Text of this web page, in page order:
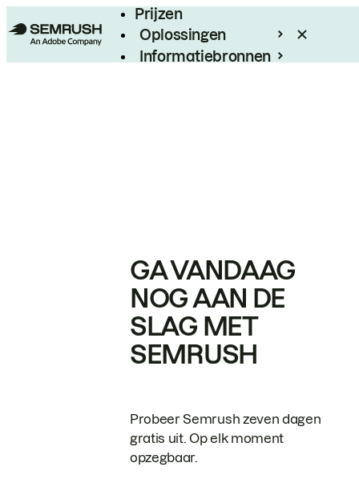
Prijzen
Oplossingen
Informatiebronnen
GA VANDAAG
NOG AAN DE
SLAG MET
SEMRUSH
Probeer Semrush zeven dagen
gratis uit. Op elk moment
opzegbaar.